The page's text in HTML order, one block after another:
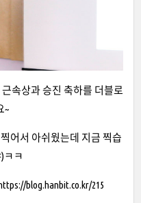
속상과 승진 축하를 더블로
~
어서 아쉬웠는데 지금 찍습
ㅋㅋ
blog.hanbit.co.kr/215